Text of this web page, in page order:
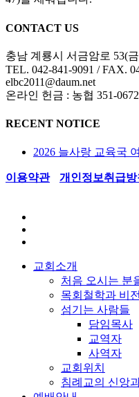
CONTACT US
충남 계룡시 서금암로 53(
TEL. 042-841-9091 / FAX.
elbc2011@daum.net
온라인 헌금 : 농협 351-
RECENT NOTICE
2026 늘사랑 교육국
이용약관I 개인정보취급방
Close
교회소개
처음 오시는 분
목회철학과 비전
섬기는 사람들
담임목사
교역자
사역자
교회위치
침례교의 신앙